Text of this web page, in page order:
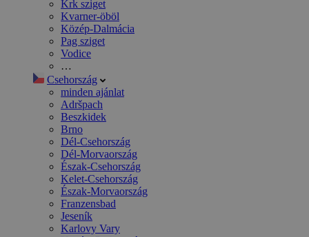
Krk sziget
Kvarner-öböl
Közép-Dalmácia
Pag sziget
Vodice
…
Csehország
minden ajánlat
Adršpach
Beszkidek
Brno
Dél-Csehország
Dél-Morvaország
Észak-Csehország
Kelet-Csehország
Észak-Morvaország
Franzensbad
Jeseník
Karlovy Vary